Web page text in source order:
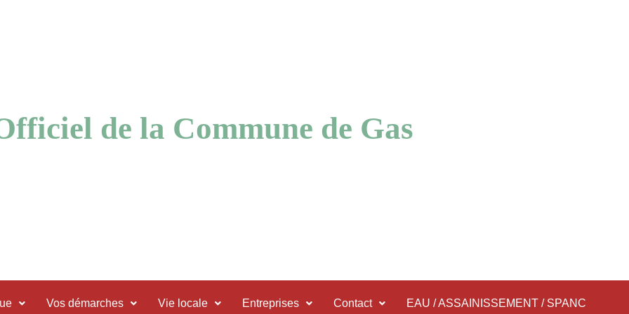
de la Commune de Gas
Vos démarches Vie locale Entreprises Contact EAU / ASSAINISSEMENT / SPANC